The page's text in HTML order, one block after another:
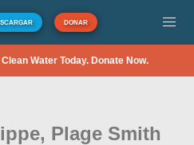
DONAR
Water Today. Donate Now.
Plage Smith